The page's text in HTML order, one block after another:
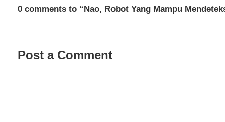
0 comments to “Nao, Robot Yang Mampu
Post a Comment